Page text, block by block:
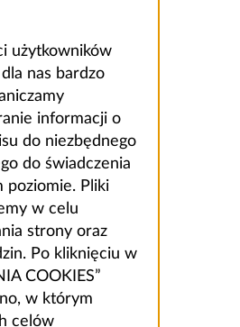
użytkowników
nas bardzo
informacji o
do niezbędnego
do świadczenia
poziomie. Pliki
w celu
strony oraz
Po kliknięciu w
COOKIES”
w którym
celów